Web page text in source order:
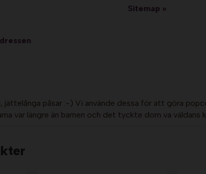
Sitemap »
jättelånga påsar :-) Vi använde dessa för att göra
var längre än barnen och det tyckte dom va